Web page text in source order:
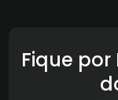
Fique